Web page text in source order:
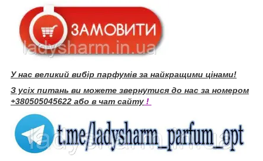
У нас великий вибір парфумів за найкращими цінами!
З усіх питань ви можете звернутися до нас за номером
+380505045622 або в чат сайту !